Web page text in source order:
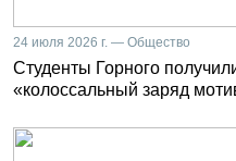
24 июля 2026 г. — Общество
Студенты Горного
«колоссальный заряд